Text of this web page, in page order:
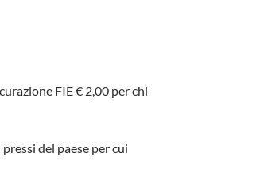
FIE € 2,00 per chi
del paese per cui